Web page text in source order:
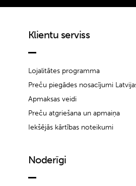
Klientu serviss
Lojalitātes programma
Preču piegādes nosacījumi
Apmaksas veidi
Preču atgriešana un apmaiņa
Iekšējās kārtības noteikumi
Noderīgi